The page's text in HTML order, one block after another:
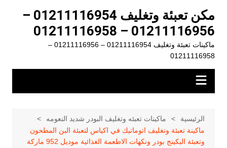
المحتوى
مكن تعبئة وتغليف 01211116954 –
01211116956 – 01211116958
ماكينات تعبئة وتغليف 01211116954 – 01211116956 –
01211116958
الرئيسية
ماكينات تعبئه وتغليف البودر شديد النعومه
ماكينة تعبئة وتغليف اتوماتيك في اكياس لتعبئة البن المطحون
وتعبئة البكينج بودر ونكهات الاطعمة الغذائية موديل 952 ماركة